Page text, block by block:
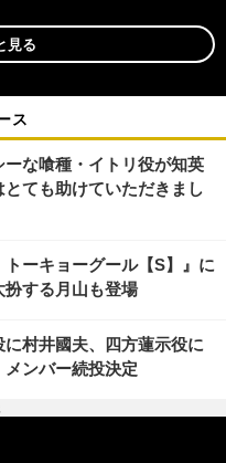
見る
ス
な喰種・イトリ役が知英
ても助けていただきまし
ーキョーグール【S】』に
する月山も登場
村井國夫、四方蓮示役に
ンバー続投決定